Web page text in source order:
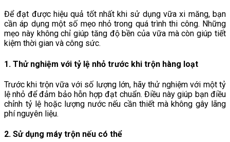
Để đạt được hiệu quả tốt nhất khi sử dụng vữa xi măng, bạn
cần áp dụng một số mẹo nhỏ trong quá trình thi công. Những
mẹo này không chỉ giúp tăng độ bền của vữa mà còn giúp tiết
kiệm thời gian và công sức.
1. Thử nghiệm với tỷ lệ nhỏ trước khi trộn hàng loạt
Trước khi trộn vữa với số lượng lớn, hãy thử nghiệm với một tỷ
lệ nhỏ để đảm bảo hỗn hợp đạt chuẩn. Điều này giúp bạn điều
chỉnh tỷ lệ hoặc lượng nước nếu cần thiết mà không gây lãng
phí nguyên liệu.
2. Sử dụng máy trộn nếu có thể